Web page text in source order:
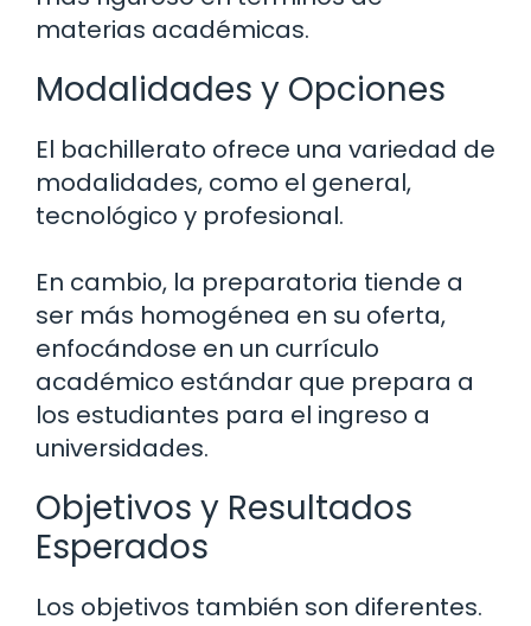
materias académicas.
Modalidades y Opciones
El bachillerato ofrece una variedad de
modalidades, como el general,
tecnológico y profesional.
En cambio, la preparatoria tiende a
ser más homogénea en su oferta,
enfocándose en un currículo
académico estándar que prepara a
los estudiantes para el ingreso a
universidades.
Objetivos y Resultados
Esperados
Los objetivos también son diferentes.